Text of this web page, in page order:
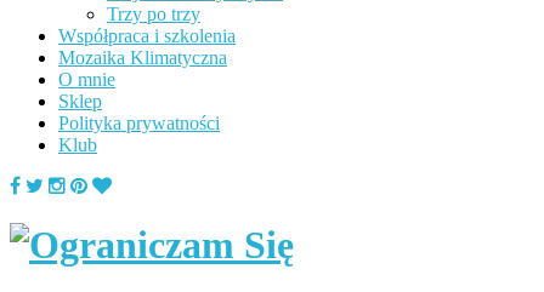
Trzy po trzy
Współpraca i szkolenia
Mozaika Klimatyczna
O mnie
Sklep
Polityka prywatności
Klub